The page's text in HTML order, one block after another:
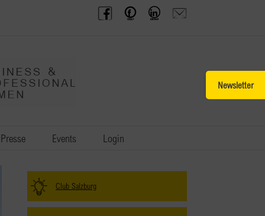
BPW
Austria
Offenes
Frauennetzwerk
BPW
Gruppe
Anfrage
schicken
Presse Events Login
Club Salzburg
Sliding